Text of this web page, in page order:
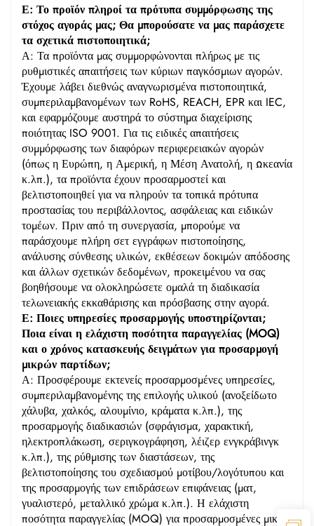
Ε: Το προϊόν πληροί τα πρότυπα συμμόρφωσης της
στόχος αγοράς μας; Θα μπορούσατε να μας παράσχετε
τα σχετικά πιστοποιητικά;
Α: Τα προϊόντα μας συμμορφώνονται πλήρως με τις
ρυθμιστικές απαιτήσεις των κύριων παγκόσμιων αγορών.
Έχουμε λάβει διεθνώς αναγνωρισμένα πιστοποιητικά,
συμπεριλαμβανομένων των RoHS, REACH, EPR και IEC,
και εφαρμόζουμε αυστηρά το σύστημα διαχείρισης
ποιότητας ISO 9001. Για τις ειδικές απαιτήσεις
συμμόρφωσης των διαφόρων περιφερειακών αγορών
(όπως η Ευρώπη, η Αμερική, η Μέση Ανατολή, η Ωκεανία
κ.λπ.), τα προϊόντα έχουν προσαρμοστεί και
βελτιστοποιηθεί για να πληρούν τα τοπικά πρότυπα
προστασίας του περιβάλλοντος, ασφάλειας και ειδικών
τομέων. Πριν από τη συνεργασία, μπορούμε να
παράσχουμε πλήρη σετ εγγράφων πιστοποίησης,
ανάλυσης σύνθεσης υλικών, εκθέσεων δοκιμών απόδοσης
και άλλων σχετικών δεδομένων, προκειμένου να σας
βοηθήσουμε να ολοκληρώσετε ομαλά τη διαδικασία
τελωνειακής εκκαθάρισης και πρόσβασης στην αγορά.
Ε: Ποιες υπηρεσίες προσαρμογής υποστηρίζονται;
Ποια είναι η ελάχιστη ποσότητα παραγγελίας (MOQ)
και ο χρόνος κατασκευής δειγμάτων για προσαρμογή
μικρών παρτίδων;
Α: Προσφέρουμε εκτενείς προσαρμοσμένες υπηρεσίες,
συμπεριλαμβανομένης της επιλογής υλικού (ανοξείδωτο
χάλυβα, χαλκός, αλουμίνιο, κράματα κ.λπ.), της
προσαρμογής διαδικασιών (σφράγισμα, χαρακτική,
ηλεκτροπλάκωση, σεριγκογράφηση, λέιζερ ενγκράβινγκ
κ.λπ.), της ρύθμισης των διαστάσεων, της
βελτιστοποίησης του σχεδιασμού μοτίβου/λογότυπου και
της προσαρμογής των επιδράσεων επιφάνειας (ματ,
γυαλιστερό, μεταλλικό χρώμα κ.λπ.). Η ελάχιστη
ποσότητα παραγγελίας (MOQ) για προσαρμοσμένες μικρές